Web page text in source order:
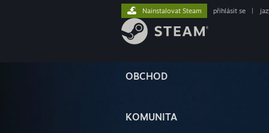
OBCHOD
KOMUNITA
Nainstalovat Steam přihlásit se